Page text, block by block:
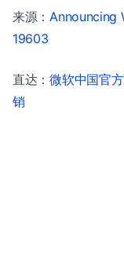
来源： Announcing
19603
直达：微软中国官
销